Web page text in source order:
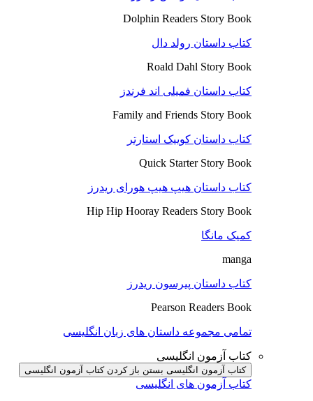
Dolphin Readers Story Book
کتاب داستان رولد دال
Roald Dahl Story Book
کتاب داستان فمیلی اند فرندز
Family and Friends Story Book
کتاب داستان کوییک استارتر
Quick Starter Story Book
کتاب داستان هیپ هیپ هورای ریدرز
Hip Hip Hooray Readers Story Book
کمیک مانگا
manga
کتاب داستان پیرسون ریدرز
Pearson Readers Book
تمامی مجموعه داستان های زبان انگلیسی
کتاب آزمون انگلیسی
کتاب آزمون انگلیسی بستن باز کردن کتاب آزمون انگلیسی
کتاب آزمون های انگلیسی